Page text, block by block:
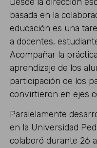
basada en la
educación es una
a docentes,
Acompañar la
aprendizaje de los
participación de los
convirtieron en ejes
Paralelamente
en la Universidad
colaboró durante 26